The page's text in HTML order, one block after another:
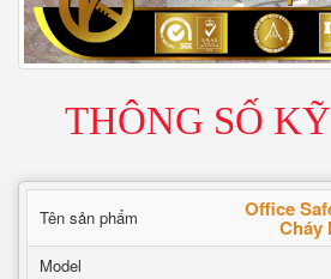
THÔNG SỐ
Tên sản phẩm Office
Cháy
Model